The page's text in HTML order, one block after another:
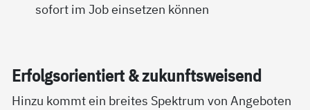
sofort im Job einsetzen können
Er­folgs­o­ri­en­tiert & zu­kunfts­wei­send
Hinzu kommt ein breites Spektrum von Angeboten